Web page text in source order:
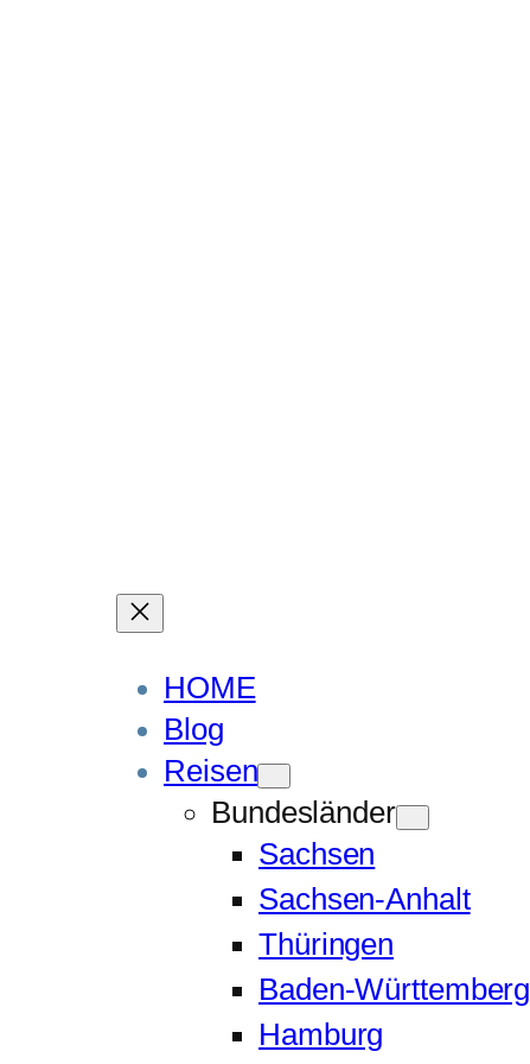
HOME
Blog
Reisen
Bundesländer
Sachsen
Sachsen-Anhalt
Thüringen
Baden-Württemberg
Hamburg